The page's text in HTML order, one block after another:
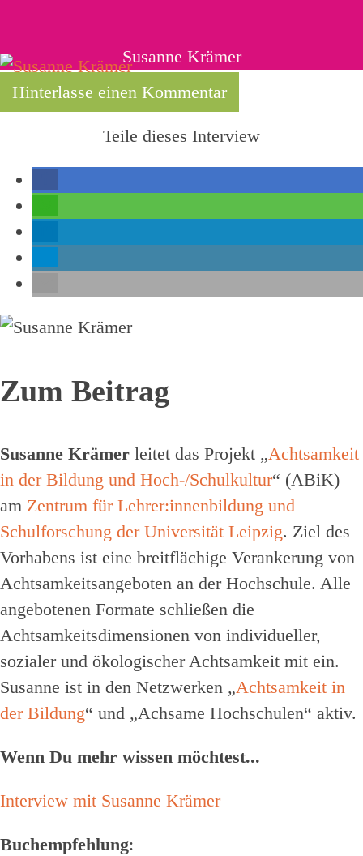
Susanne Krämer
Hinterlasse einen Kommentar
Teile dieses Interview
Zum Beitrag
Susanne Krämer leitet das Projekt „Achtsamkeit
in der Bildung und Hoch-/Schulkultur“ (ABiK)
am Zentrum für Lehrer:innenbildung und
Schulforschung der Universität Leipzig. Ziel des
Vorhabens ist eine breitflächige Verankerung von
Achtsamkeitsangeboten an der Hochschule. Alle
angebotenen Formate schließen die
Achtsamkeitsdimensionen von individueller,
sozialer und ökologischer Achtsamkeit mit ein.
Susanne ist in den Netzwerken „Achtsamkeit in
der Bildung“ und „Achsame Hochschulen“ aktiv.
Wenn Du mehr wissen möchtest...
Interview mit Susanne Krämer
Buchempfehlung: